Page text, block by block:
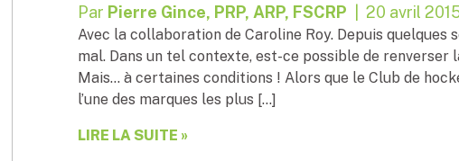
Par Pierre Gince, PRP, ARP, FSCRP | 20 avril
Avec la collaboration de Caroline Roy. Depuis quelques
mal. Dans un tel contexte, est-ce possible de renverser
Mais… à certaines conditions ! Alors que le Club de
l’une des marques les plus […]
LIRE LA SUITE »